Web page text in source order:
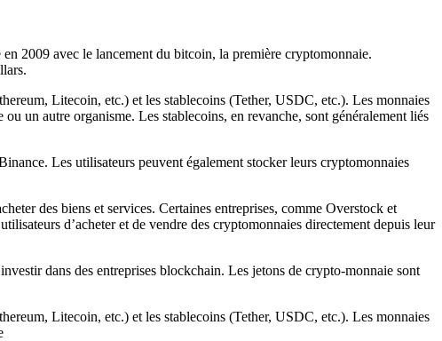
2009 avec le lancement du bitcoin, la première cryptomonnaie.
Litecoin, etc.) et les stablecoins (Tether, USDC, etc.). Les monnaies
un autre organisme. Les stablecoins, en revanche, sont généralement liés
Les utilisateurs peuvent également stocker leurs cryptomonnaies
des biens et services. Certaines entreprises, comme Overstock et
d’acheter et de vendre des cryptomonnaies directement depuis leur
dans des entreprises blockchain. Les jetons de crypto-monnaie sont
Litecoin, etc.) et les stablecoins (Tether, USDC, etc.). Les monnaies